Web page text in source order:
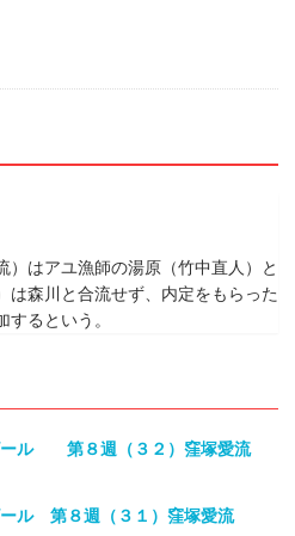
はアユ漁師の湯原（竹中直人）と
は森川と合流せず、内定をもらった
るという。
ール 第８週（３２）窪塚愛流
ール 第８週（３１）窪塚愛流